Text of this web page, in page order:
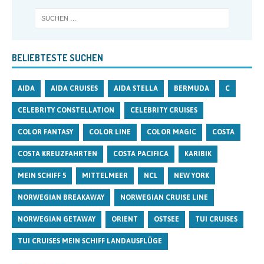
BELIEBTESTE SUCHEN
AIDA AIDA CRUISES AIDA STELLA BERMUDA C
CELEBRITY CONSTELLATION CELEBRITY CRUISES
COLOR FANTASY COLOR LINE COLOR MAGIC COSTA
COSTA KREUZFAHRTEN COSTA PACIFICA KARIBIK
MEIN SCHIFF 5 MITTELMEER NCL NEW YORK
NORWEGIAN BREAKAWAY NORWEGIAN CRUISE LINE
NORWEGIAN GETAWAY ORIENT OSTSEE TUI CRUISES
TUI CRUISES MEIN SCHIFF LANDAUSFLÜGE